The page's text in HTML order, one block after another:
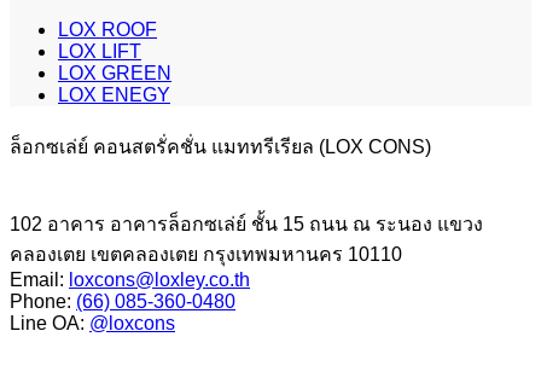
LOX ROOF
LOX LIFT
LOX GREEN
LOX ENEGY
ล็อกซเล่ย์ คอนสตรั่คชั่น แมททรีเรียล (LOX CONS)
102 อาคาร อาคารล็อกซเล่ย์ ชั้น 15 ถนน ณ ระนอง แขวง
คลองเตย เขตคลองเตย กรุงเทพมหานคร 10110
Email: loxcons@loxley.co.th
Phone: (66) 085-360-0480
Line OA: @loxcons